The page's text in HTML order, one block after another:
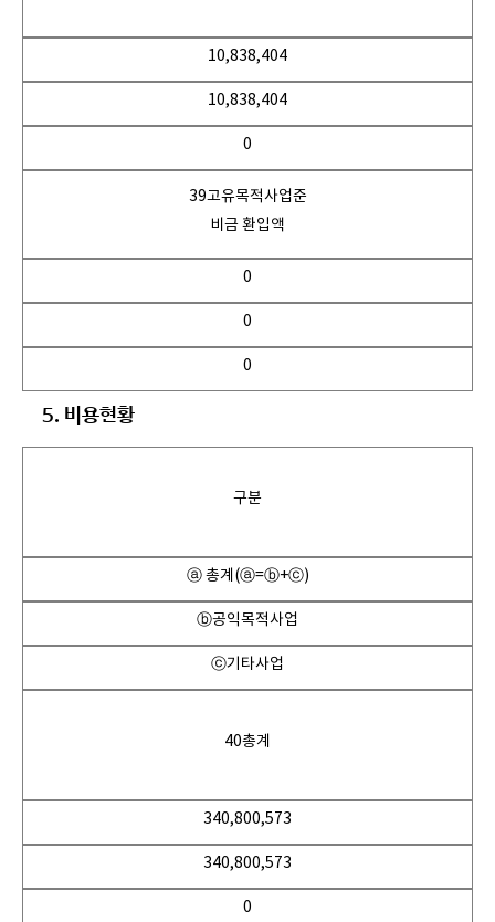
10,838,404
10,838,404
0
39고유목적사업준
비금 환입액
0
0
0
5. 비용현황
구분
ⓐ 총계(ⓐ=ⓑ+ⓒ)
ⓑ공익목적사업
ⓒ기타사업
40총계
340,800,573
340,800,573
0